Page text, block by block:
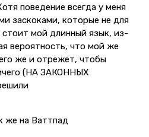
поведение всегда у меня
заскоками, которые не для
стоит мой длинный язык, из-
вероятность, что мой же
же и отрежет, чтобы
(НА ЗАКОННЫХ
же на Ваттпад